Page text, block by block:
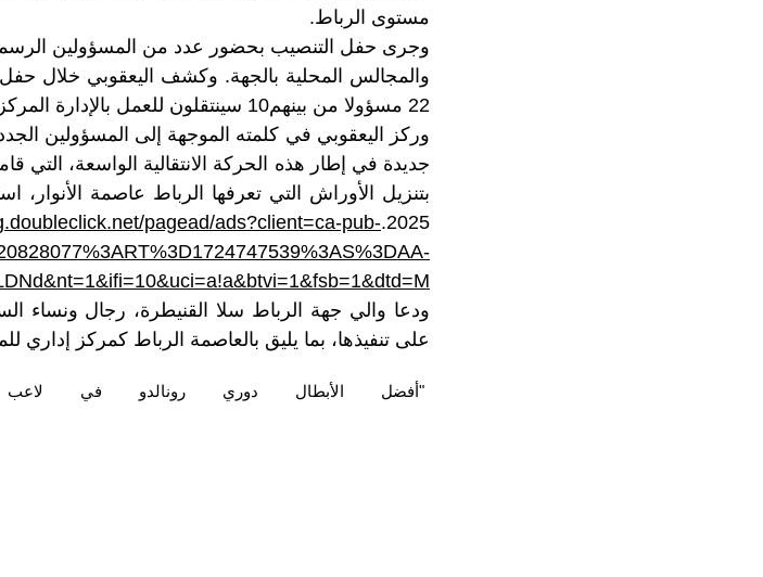
مستوى الرباط.
وجرى حفل التنصيب بحضور عدد من المسؤولين
والمجالس المحلية بالجهة. وكشف اليعقوبي خلال حفل
22 مسؤولا من بينهم10 سينتقلون للعمل بالإدارة المركزية ومختلف أقاليم وعمالات المملكة.
وركز اليعقوبي في كلمته الموجهة إلى المسؤولين
جديدة في إطار هذه الحركة الانتقالية الواسعة، التي
2025.
pagead/ads?client=ca-pub-
ودعا والي جهة الرباط سلا القنيطرة، رجال ونساء
على تنفيذها، بما يليق بالعاصمة الرباط كمركز إداري
"أفضل الأبطال‎ دوري رونالدو في لاعب